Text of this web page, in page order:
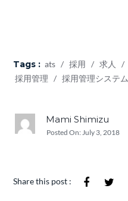
Tags : ats / 採用 / 求人 /
採用管理
/ 採用管理システム
Mami Shimizu
Posted On:July 3, 2018
Share this post :